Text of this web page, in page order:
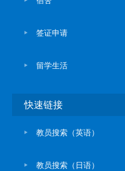
签证申请
留学生活
快速链接
教员搜索（英语）
教员搜索（日语）